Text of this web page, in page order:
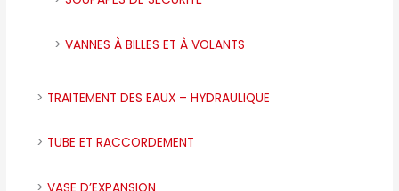
VANNES À BILLES ET À VOLANTS
TRAITEMENT DES EAUX – HYDRAULIQUE
TUBE ET RACCORDEMENT